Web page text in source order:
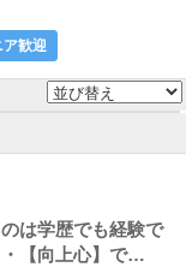
ア歓迎
は学歴でも経験で
【向上心】で